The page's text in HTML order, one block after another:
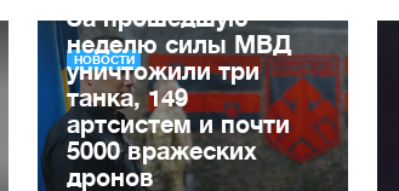
НОВОСТИ
За прошедшую
неделю силы МВД
уничтожили три
танка, 149
артсистем и почти
5000 вражеских
дронов